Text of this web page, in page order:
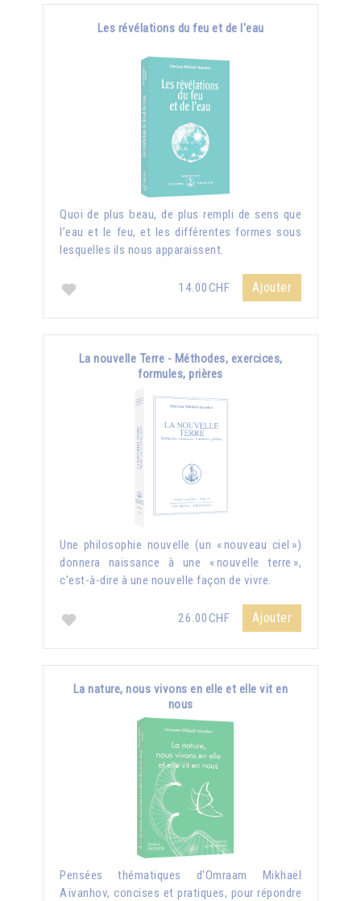
Les révélations du feu et de l'eau
Quoi de plus beau, de plus rempli de sens que
l’eau et le feu, et les différentes formes sous
lesquelles ils nous apparaissent.
14.00CHF Ajouter
La nouvelle Terre - Méthodes, exercices,
formules, prières
Une philosophie nouvelle (un « nouveau ciel »)
donnera naissance à une « nouvelle terre »,
c’est-à-dire à une nouvelle façon de vivre.
26.00CHF Ajouter
La nature, nous vivons en elle et elle vit en
nous
Pensées thématiques d'Omraam Mikhaël
Aïvanhov, concises et pratiques, pour répondre